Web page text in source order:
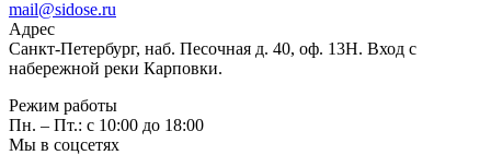
mail@sidose.ru
Адрес
Санкт-Петербург, наб. Песочная д. 40, оф. 13Н. Вход с
набережной реки Карповки.
Режим работы
Пн. – Пт.: с 10:00 до 18:00
Мы в соцсетях